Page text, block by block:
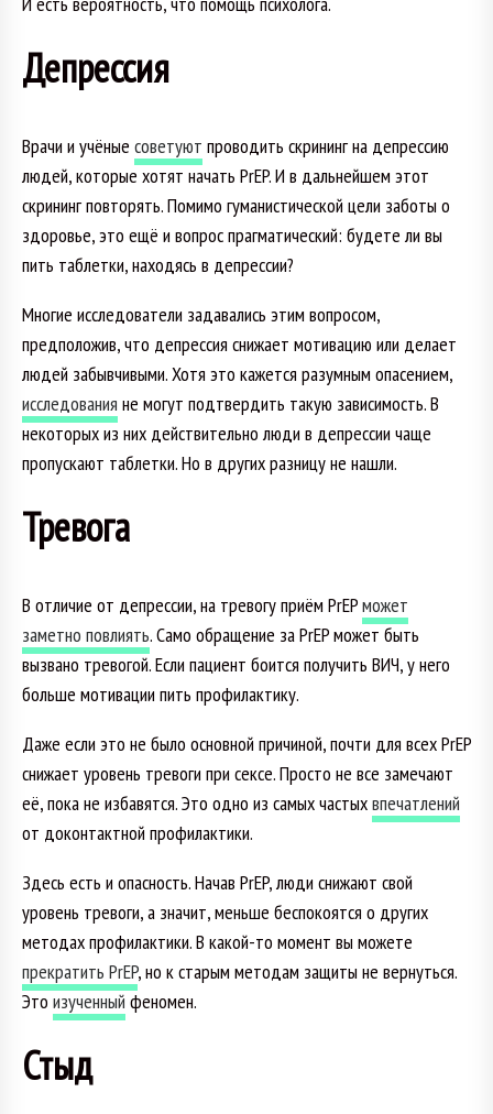
Депрессия
Врачи и учёные советуют проводить скрининг на депрессию
людей, которые хотят начать PrEP. И в дальнейшем этот
скрининг повторять. Помимо гуманистической цели заботы о
здоровье, это ещё и вопрос прагматический: будете ли вы
пить таблетки, находясь в депрессии?
Многие исследователи задавались этим вопросом,
предположив, что депрессия снижает мотивацию или делает
людей забывчивыми. Хотя это кажется разумным опасением,
исследования не могут подтвердить такую зависимость. В
некоторых из них действительно люди в депрессии чаще
пропускают таблетки. Но в других разницу не нашли.
Тревога
В отличие от депрессии, на тревогу приём PrEPможет
заметно повлиять. Само обращение за PrEP может быть
вызвано тревогой. Если пациент боится получить ВИЧ, у него
больше мотивации пить профилактику.
Даже если это не было основной причиной, почти для всех PrEP
снижает уровень тревоги при сексе. Просто не все замечают
её, пока не избавятся. Это одно из самых частыхвпечатлений
от доконтактной профилактики.
Здесь есть и опасность. Начав PrEP, люди снижают свой
уровень тревоги, а значит, меньше беспокоятся о других
методах профилактики. В какой-то момент вы можете
прекратить PrEP, но к старым методам защиты не вернуться.
Это изученный феномен.
Стыд